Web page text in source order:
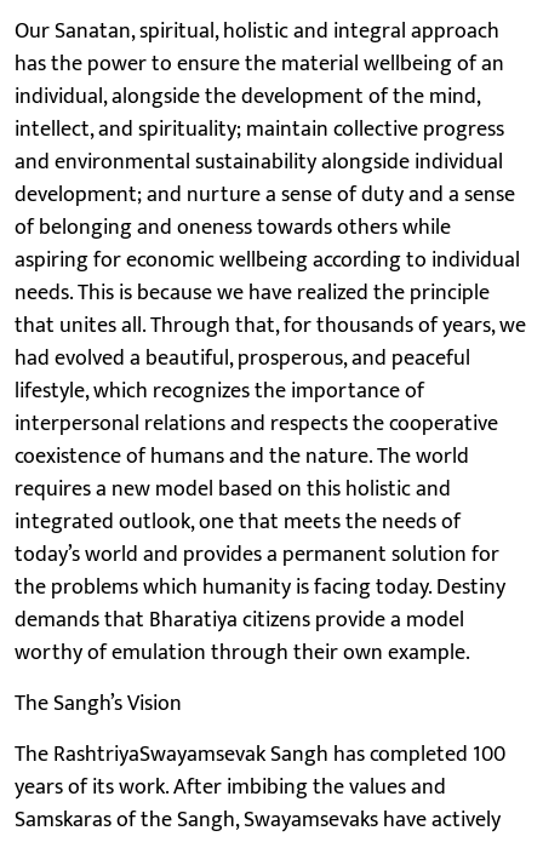
Our Sanatan, spiritual, holistic and integral approach
has the power to ensure the material wellbeing of an
individual, alongside the development of the mind,
intellect, and spirituality; maintain collective progress
and environmental sustainability alongside individual
development; and nurture a sense of duty and a sense
of belonging and oneness towards others while
aspiring for economic wellbeing according to individual
needs. This is because we have realized the principle
that unites all. Through that, for thousands of years, we
had evolved a beautiful, prosperous, and peaceful
lifestyle, which recognizes the importance of
interpersonal relations and respects the cooperative
coexistence of humans and the nature. The world
requires a new model based on this holistic and
integrated outlook, one that meets the needs of
today’s world and provides a permanent solution for
the problems which humanity is facing today. Destiny
demands that Bharatiya citizens provide a model
worthy of emulation through their own example.
The Sangh’s Vision
The RashtriyaSwayamsevak Sangh has completed 100
years of its work. After imbibing the values and
Samskaras of the Sangh, Swayamsevaks have actively